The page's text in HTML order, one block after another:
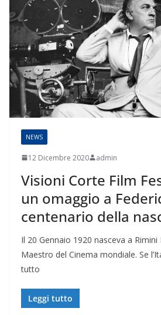
NEWS
12 Dicembre 2020 admin
Visioni Corte Film
un omaggio a
centenario della
Il 20 Gennaio 1920 nasceva a Rimini
Maestro del Cinema mondiale. Se
tutto
Leggi tutto